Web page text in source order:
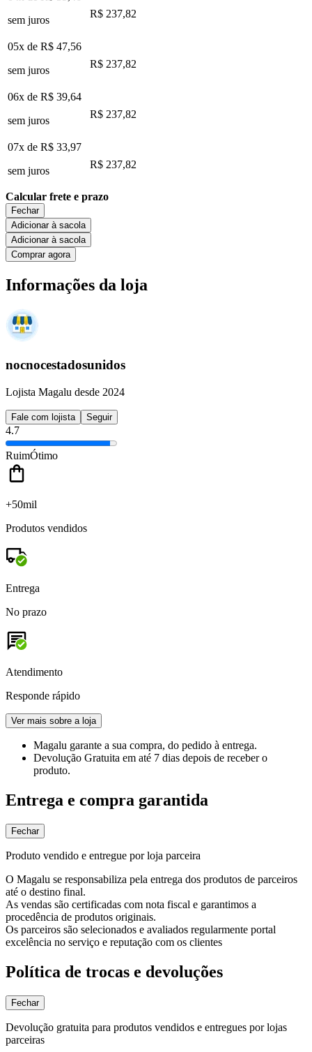
sem juros
R$ 237,82
05x de R$ 47,56
sem juros
R$ 237,82
06x de R$ 39,64
sem juros
R$ 237,82
07x de R$ 33,97
sem juros
R$ 237,82
Calcular frete e prazo
Fechar
Adicionar à sacola
Adicionar à sacola
Comprar agora
Informações da loja
nocnocestadosunidos
Lojista Magalu desde 2024
Fale com lojista Seguir
4.7
RuimÓtimo
+50mil
Produtos vendidos
Entrega
No prazo
Atendimento
Responde rápido
Ver mais sobre a loja
Magalu garante a sua compra, do pedido à entrega.
Devolução Gratuita em até 7 dias depois de receber o
produto.
Entrega e compra garantida
Fechar
Produto vendido e entregue por loja parceira
O Magalu se responsabiliza pela entrega dos produtos de parceiros
até o destino final.
As vendas são certificadas com nota fiscal e garantimos a
procedência de produtos originais.
Os parceiros são selecionados e avaliados regularmente portal
excelência no serviço e reputação com os clientes
Política de trocas e devoluções
Fechar
Devolução gratuita para produtos vendidos e entregues por lojas
parceiras